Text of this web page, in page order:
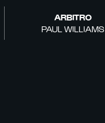
ARBITRO
PAUL WILLIAMS